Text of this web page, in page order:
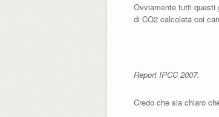
Ovviamente tutti questi
di CO2 calcolata coi
Report IPCC 2007.
Credo che sia chiaro